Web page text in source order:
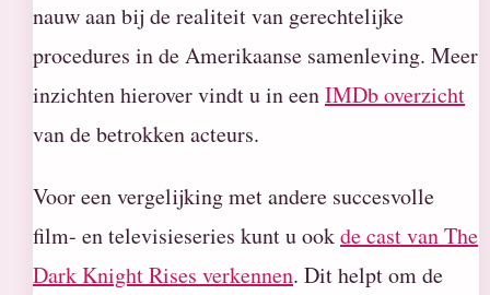
nauw aan bij de realiteit van gerechtelijke
procedures in de Amerikaanse samenleving. Meer
inzichten hierover vindt u in eenIMDb overzicht
van de betrokken acteurs.
Voor een vergelijking met andere succesvolle
film- en televisieseries kunt u ookde cast van The
Dark Knight Rises verkennen. Dit helpt om de